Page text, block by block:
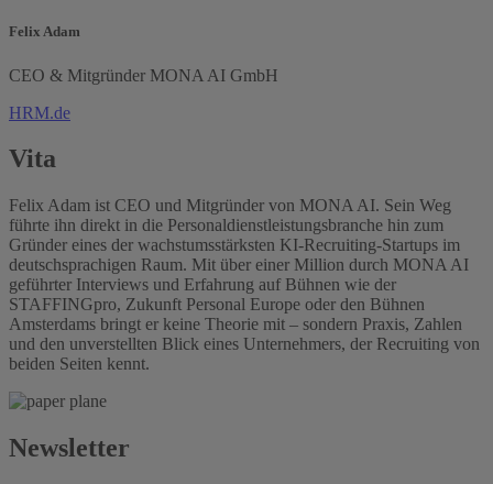
Felix Adam
CEO & Mitgründer MONA AI GmbH
HRM.de
Vita
Felix Adam ist CEO und Mitgründer von MONA AI. Sein Weg
führte ihn direkt in die Personaldienstleistungsbranche hin zum
Gründer eines der wachstumsstärksten KI-Recruiting-Startups im
deutschsprachigen Raum. Mit über einer Million durch MONA AI
geführter Interviews und Erfahrung auf Bühnen wie der
STAFFINGpro, Zukunft Personal Europe oder den Bühnen
Amsterdams bringt er keine Theorie mit – sondern Praxis, Zahlen
und den unverstellten Blick eines Unternehmers, der Recruiting von
beiden Seiten kennt.
Newsletter